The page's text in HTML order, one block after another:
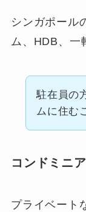
シンガポール
ム、HDB、一
駐在員の
ムに住む
コンドミニ
プライベート